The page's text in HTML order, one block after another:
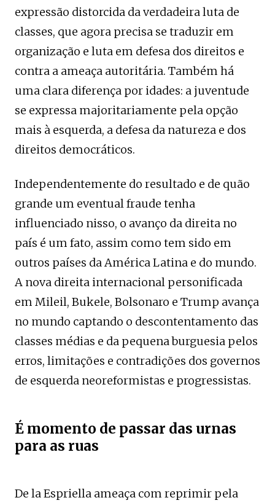
expressão distorcida da verdadeira luta de
classes, que agora precisa se traduzir em
organização e luta em defesa dos direitos e
contra a ameaça autoritária. Também há
uma clara diferença por idades: a juventude
se expressa majoritariamente pela opção
mais à esquerda, a defesa da natureza e dos
direitos democráticos.
Independentemente do resultado e de quão
grande um eventual fraude tenha
influenciado nisso, o avanço da direita no
país é um fato, assim como tem sido em
outros países da América Latina e do mundo.
A nova direita internacional personificada
em Mileil, Bukele, Bolsonaro e Trump avança
no mundo captando o descontentamento das
classes médias e da pequena burguesia pelos
erros, limitações e contradições dos governos
de esquerda neoreformistas e progressistas.
É momento de passar das urnas
para as ruas
De la Espriella ameaça com reprimir pela